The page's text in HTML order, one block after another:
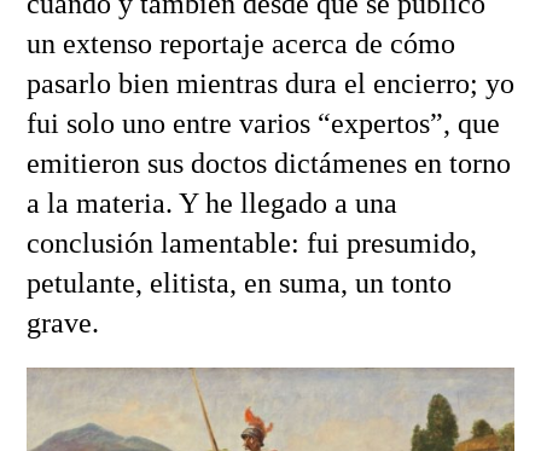
un extenso reportaje acerca de cómo
pasarlo bien mientras dura el encierro; yo
fui solo uno entre varios “expertos”, que
emitieron sus doctos dictámenes en torno
a la materia. Y he llegado a una
conclusión lamentable: fui presumido,
petulante, elitista, en suma, un tonto
grave.